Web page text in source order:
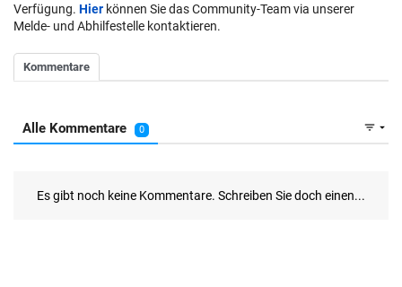
Verfügung. Hier können Sie das Community-Team via unserer
Melde- und Abhilfestelle kontaktieren.